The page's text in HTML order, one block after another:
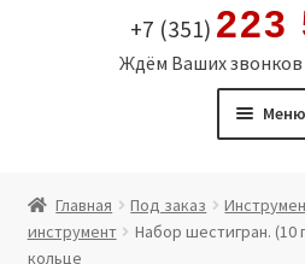
+7 (351) 223
Ждём Ваших звонков
Меню
Витрина
Главная Под заказ
инструмент
Набор шестигран. (10
кольце